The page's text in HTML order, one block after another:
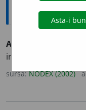
Explicative
A SE CHELTU
intelectuale sau
sursa:NODEX (2002)